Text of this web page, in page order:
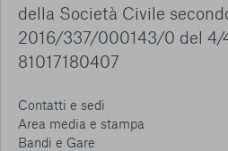
della Società Civile
2016/337/000143/0 del 4/
81017180407
Contatti e sedi
Area media e stampa
Bandi e Gare